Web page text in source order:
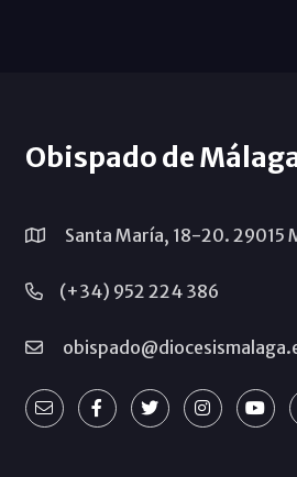
Obispado de
Santa María, 18-20. 29015
(+34) 952 224 386